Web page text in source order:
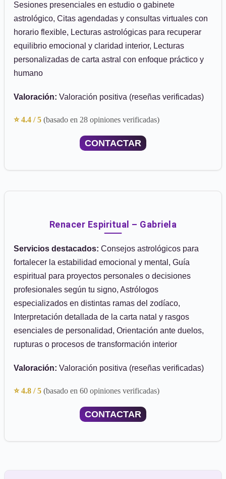
Sesiones presenciales en estudio o gabinete
astrológico, Citas agendadas y consultas virtuales con
horario flexible, Lecturas astrológicas para recuperar
equilibrio emocional y claridad interior, Lecturas
personalizadas de carta astral con enfoque práctico y
humano
Valoración: Valoración positiva (reseñas verificadas)
⭐ 4.4 / 5 (basado en 28 opiniones verificadas)
CONTACTAR
Renacer Espiritual – Gabriela
Servicios destacados: Consejos astrológicos para
fortalecer la estabilidad emocional y mental, Guía
espiritual para proyectos personales o decisiones
profesionales según tu signo, Astrólogos
especializados en distintas ramas del zodíaco,
Interpretación detallada de la carta natal y rasgos
esenciales de personalidad, Orientación ante duelos,
rupturas o procesos de transformación interior
Valoración: Valoración positiva (reseñas verificadas)
⭐ 4.8 / 5 (basado en 60 opiniones verificadas)
CONTACTAR